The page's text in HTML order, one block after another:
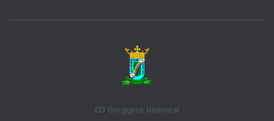
CD Groggyss Gamonal